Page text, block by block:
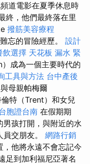
道電影在夏季休息時
終，他們最終落在里
撥筋美容療程
忘的冒險經歷。 設計
飲選擇 天花板 漏水 緊
成為一個主要時代的
工具與方法 台中產後
母親帕梅爾
特（Trent）和女兒
胞證台南 在假期期
孩打開，與附近的水
交朋友。 網路行銷
他將永遠不會忘記今
足到加利福尼亞著名